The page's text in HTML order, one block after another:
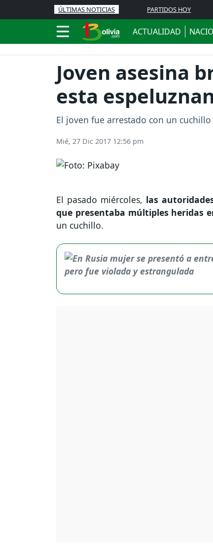
ÚLTIMAS NOTICIAS PARTIDOS HOY
ACTUALIDAD
Joven asesina
esta
El joven fue arrestado con un
Mié, 27 Dic 2017 12:56 pm
El pasado miércoles, las
que presentaba múltiples heridas
un cuchillo.